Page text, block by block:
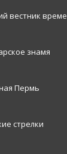
вестник
знамя
Пермь
стрелки